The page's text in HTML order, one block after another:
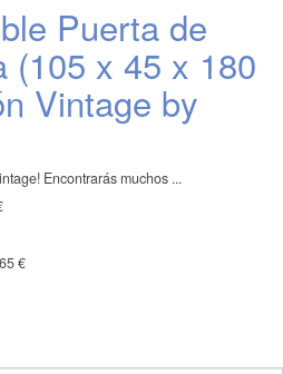
Puerta de
(105 x 45 x 180
Vintage by
Encontrarás muchos ...
€